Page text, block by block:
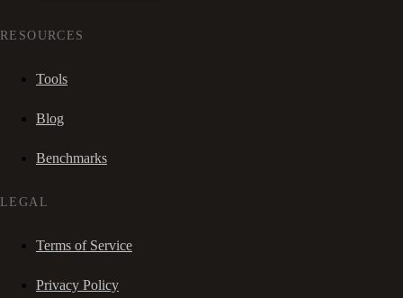
RESOURCES
Tools
Blog
Benchmarks
LEGAL
Terms of Service
Privacy Policy